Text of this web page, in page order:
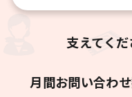
支えてく
月間お問い合わ